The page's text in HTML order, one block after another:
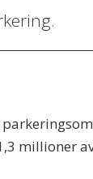
millioner